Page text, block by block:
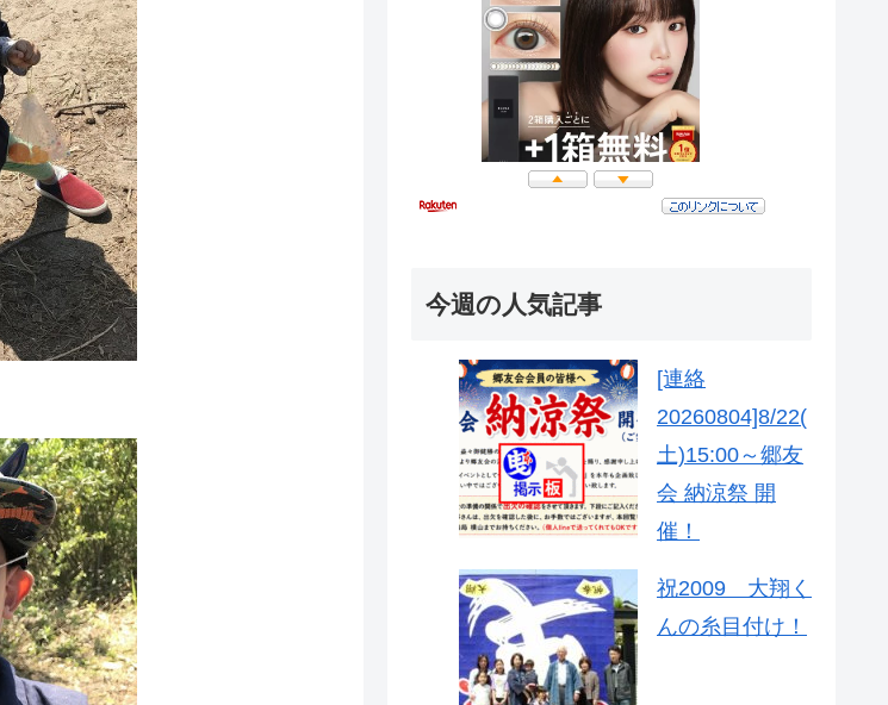
今週の人気記事
[連絡
20260804]8/22(
土)15:00～郷友
会 納涼祭 開
催！
祝2009 大翔く
んの糸目付け！